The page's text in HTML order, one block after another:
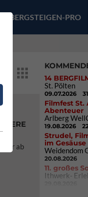
BERGSTEIGEN-PRO
ab
14
St. Pölten
09.07.2026
Filmfest St.
Abenteuer
Arlberg
19.08.2026
Strudel,
im Gesäuse
Weidendom
20.08.2026
11. großes
Ithwerk-